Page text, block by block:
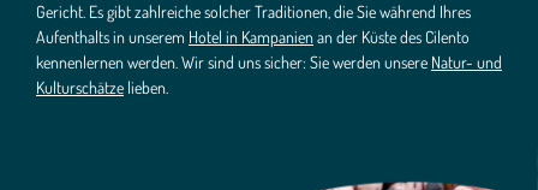
Gericht. Es gibt zahlreiche solcher Traditionen, die Sie während Ihres
Aufenthalts in unserem Hotel in Kampanienan der Küste des Cilento
kennenlernen werden. Wir sind uns sicher: Sie werden unsere Natur- und
Kulturschätze lieben.